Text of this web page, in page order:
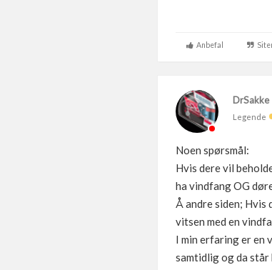
Anbefal
DrSakke
Legende
Noen spørsmål:
Hvis dere vil
ha vindfang OG
Å andre siden; Hvis
vitsen med en
I min erfaring er en
samtidlig og da står